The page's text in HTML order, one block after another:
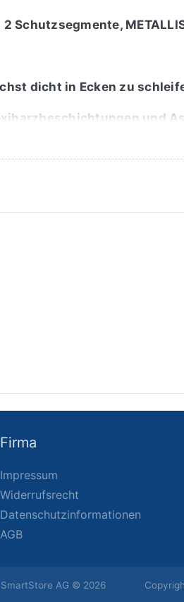
dicht in Ecken zu
und
Firma
Impressum
Widerrufsrecht
Datenschutzinformationen
AGB
AG © 2026